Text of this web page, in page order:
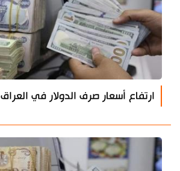
ارتفاع أسعار صرف الدولار في العراق